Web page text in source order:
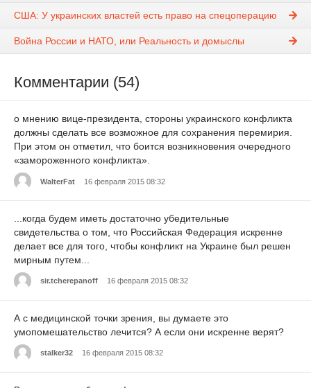
США: У украинских властей есть право на спецоперацию
Война России и НАТО, или Реальность и домыслы
Комментарии (54)
о мнению вице-президента, стороны украинского конфликта
должны сделать все возможное для сохранения перемирия.
При этом он отметил, что боится возникновения очередного
«замороженного конфликта».
WalterFat 16 февраля 2015 08:32
...когда будем иметь достаточно убедительные
свидетельства о том, что Российская Федерация искренне
делает все для того, чтобы конфликт на Украине был решен
мирным путем...
sir.tcherepanoff 16 февраля 2015 08:32
А с медицинской точки зрения, вы думаете это
умопомешательство лечится? А если они искренне верят?
stalker32 16 февраля 2015 08:32